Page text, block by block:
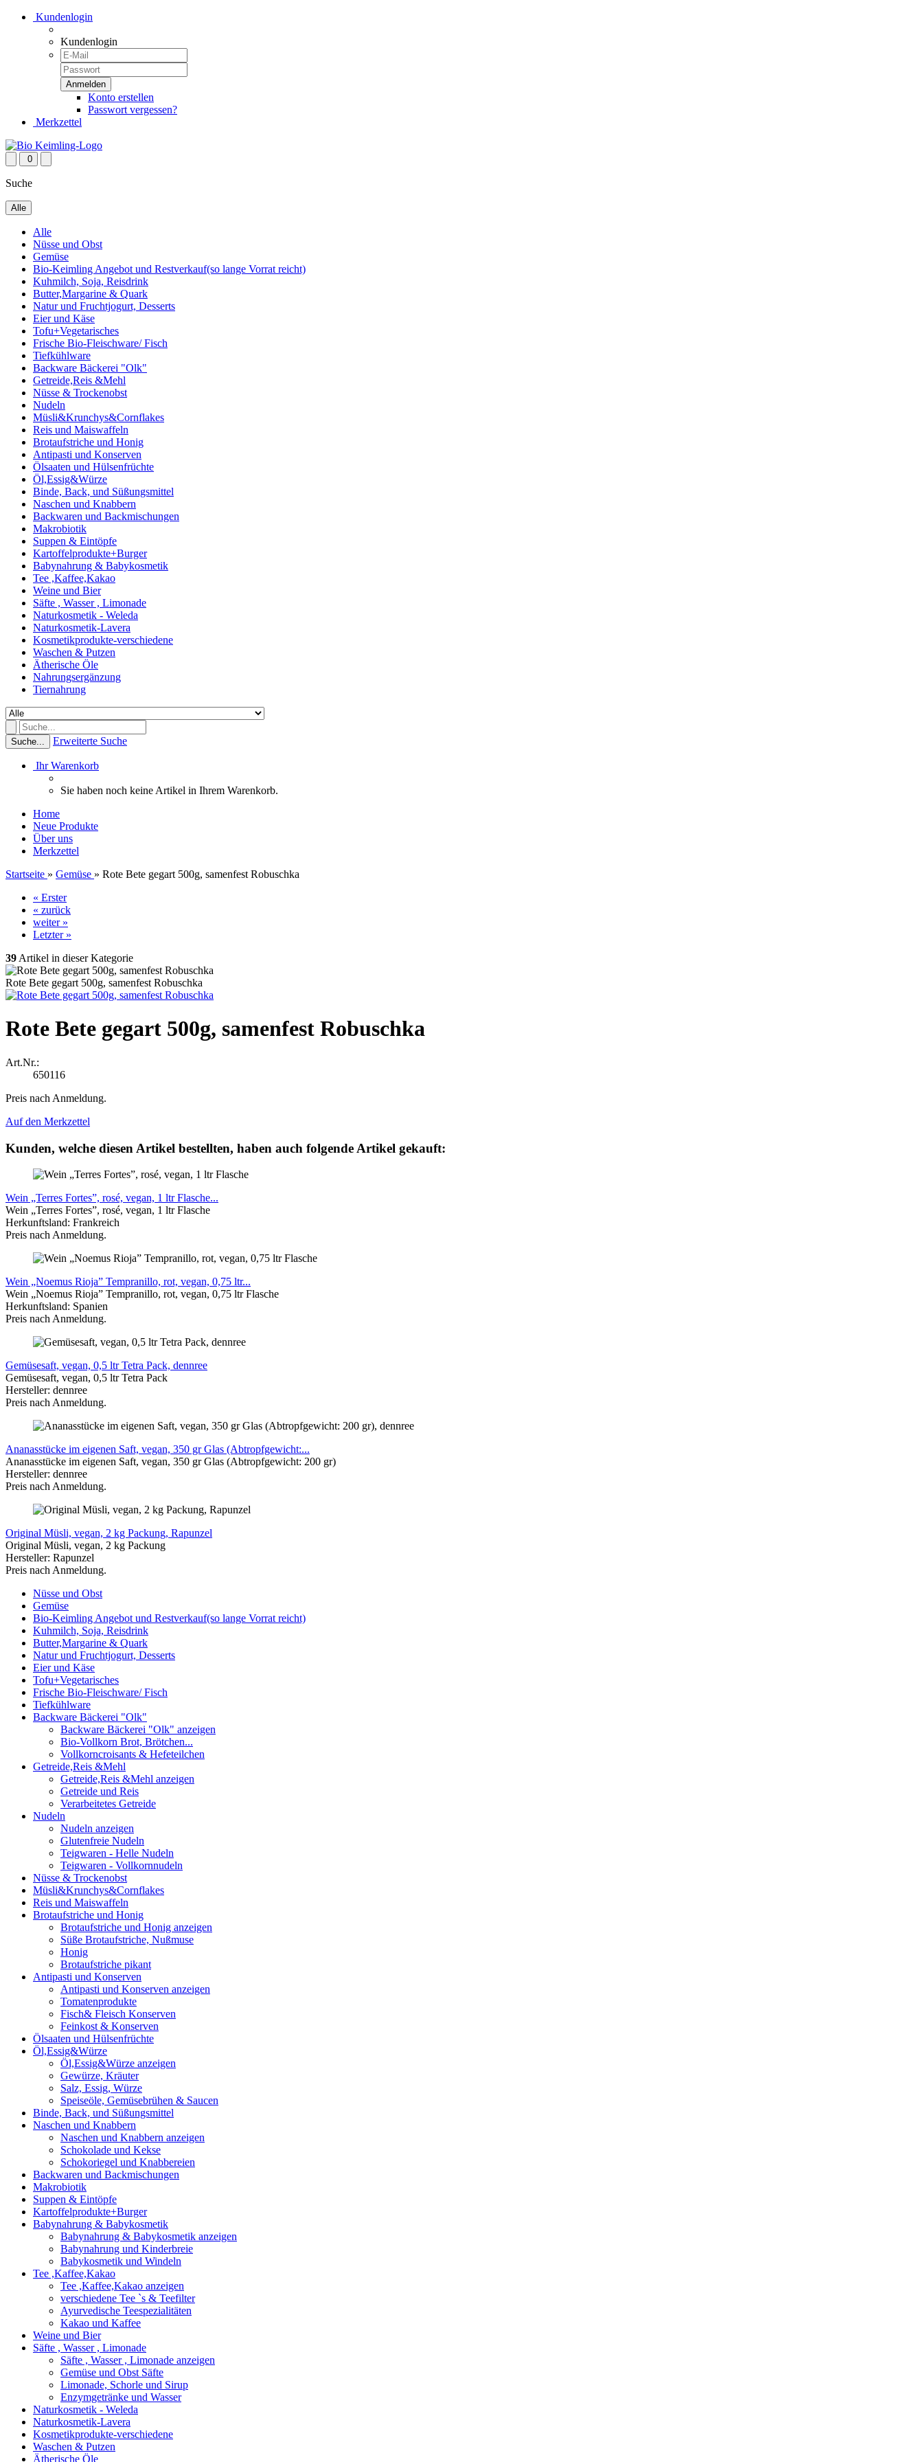
Kundenlogin
Kundenlogin
Konto erstellen
Passwort vergessen?
Merkzettel
0
Suche
Alle
Alle
Nüsse und Obst
Gemüse
Bio-Keimling Angebot und Restverkauf(so lange Vorrat reicht)
Kuhmilch, Soja, Reisdrink
Butter,Margarine & Quark
Natur und Fruchtjogurt, Desserts
Eier und Käse
Tofu+Vegetarisches
Frische Bio-Fleischware/ Fisch
Tiefkühlware
Backware Bäckerei "Olk"
Getreide,Reis &Mehl
Nüsse & Trockenobst
Nudeln
Müsli&Krunchys&Cornflakes
Reis und Maiswaffeln
Brotaufstriche und Honig
Antipasti und Konserven
Ölsaaten und Hülsenfrüchte
Öl,Essig&Würze
Binde, Back, und Süßungsmittel
Naschen und Knabbern
Backwaren und Backmischungen
Makrobiotik
Suppen & Eintöpfe
Kartoffelprodukte+Burger
Babynahrung & Babykosmetik
Tee ,Kaffee,Kakao
Weine und Bier
Säfte , Wasser , Limonade
Naturkosmetik - Weleda
Naturkosmetik-Lavera
Kosmetikprodukte-verschiedene
Waschen & Putzen
Ätherische Öle
Nahrungsergänzung
Tiernahrung
Suche... Erweiterte Suche
Ihr Warenkorb
Sie haben noch keine Artikel in Ihrem Warenkorb.
Home
Neue Produkte
Über uns
Merkzettel
Startseite » Gemüse » Rote Bete gegart 500g, samenfest Robuschka
« Erster
« zurück
weiter »
Letzter »
39 Artikel in dieser Kategorie
Rote Bete gegart 500g, samenfest Robuschka
Rote Bete gegart 500g, samenfest Robuschka
Art.Nr.:
650116
Preis nach Anmeldung.
Auf den Merkzettel
Kunden, welche diesen Artikel bestellten, haben auch folgende Artikel gekauft:
Wein „Terres Fortes”, rosé, vegan, 1 ltr Flasche...
Wein „Terres Fortes”, rosé, vegan, 1 ltr Flasche
Herkunftsland: Frankreich
Preis nach Anmeldung.
Wein „Noemus Rioja” Tempranillo, rot, vegan, 0,75 ltr...
Wein „Noemus Rioja” Tempranillo, rot, vegan, 0,75 ltr Flasche
Herkunftsland: Spanien
Preis nach Anmeldung.
Gemüsesaft, vegan, 0,5 ltr Tetra Pack, dennree
Gemüsesaft, vegan, 0,5 ltr Tetra Pack
Hersteller: dennree
Preis nach Anmeldung.
Ananasstücke im eigenen Saft, vegan, 350 gr Glas (Abtropfgewicht:...
Ananasstücke im eigenen Saft, vegan, 350 gr Glas (Abtropfgewicht: 200 gr)
Hersteller: dennree
Preis nach Anmeldung.
Original Müsli, vegan, 2 kg Packung, Rapunzel
Original Müsli, vegan, 2 kg Packung
Hersteller: Rapunzel
Preis nach Anmeldung.
Nüsse und Obst
Gemüse
Bio-Keimling Angebot und Restverkauf(so lange Vorrat reicht)
Kuhmilch, Soja, Reisdrink
Butter,Margarine & Quark
Natur und Fruchtjogurt, Desserts
Eier und Käse
Tofu+Vegetarisches
Frische Bio-Fleischware/ Fisch
Tiefkühlware
Backware Bäckerei "Olk"
Backware Bäckerei "Olk" anzeigen
Bio-Vollkorn Brot, Brötchen...
Vollkorncroisants & Hefeteilchen
Getreide,Reis &Mehl
Getreide,Reis &Mehl anzeigen
Getreide und Reis
Verarbeitetes Getreide
Nudeln
Nudeln anzeigen
Glutenfreie Nudeln
Teigwaren - Helle Nudeln
Teigwaren - Vollkornnudeln
Nüsse & Trockenobst
Müsli&Krunchys&Cornflakes
Reis und Maiswaffeln
Brotaufstriche und Honig
Brotaufstriche und Honig anzeigen
Süße Brotaufstriche, Nußmuse
Honig
Brotaufstriche pikant
Antipasti und Konserven
Antipasti und Konserven anzeigen
Tomatenprodukte
Fisch& Fleisch Konserven
Feinkost & Konserven
Ölsaaten und Hülsenfrüchte
Öl,Essig&Würze
Öl,Essig&Würze anzeigen
Gewürze, Kräuter
Salz, Essig, Würze
Speiseöle, Gemüsebrühen & Saucen
Binde, Back, und Süßungsmittel
Naschen und Knabbern
Naschen und Knabbern anzeigen
Schokolade und Kekse
Schokoriegel und Knabbereien
Backwaren und Backmischungen
Makrobiotik
Suppen & Eintöpfe
Kartoffelprodukte+Burger
Babynahrung & Babykosmetik
Babynahrung & Babykosmetik anzeigen
Babynahrung und Kinderbreie
Babykosmetik und Windeln
Tee ,Kaffee,Kakao
Tee ,Kaffee,Kakao anzeigen
verschiedene Tee `s & Teefilter
Ayurvedische Teespezialitäten
Kakao und Kaffee
Weine und Bier
Säfte , Wasser , Limonade
Säfte , Wasser , Limonade anzeigen
Gemüse und Obst Säfte
Limonade, Schorle und Sirup
Enzymgetränke und Wasser
Naturkosmetik - Weleda
Naturkosmetik-Lavera
Kosmetikprodukte-verschiedene
Waschen & Putzen
Ätherische Öle